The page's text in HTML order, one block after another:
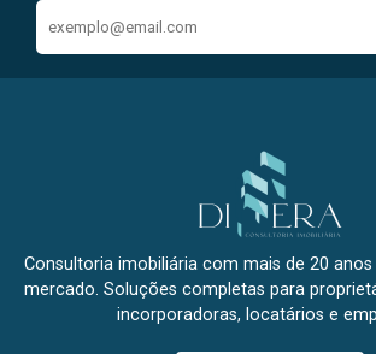
Consultoria imobiliária com mais de 20
mercado. Soluções completas para
incorporadoras, locatários e